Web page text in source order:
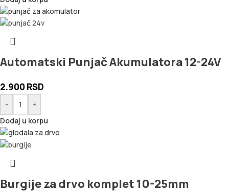
Automatski Punjač Akumulatora 12-24V
2.900 RSD
-
+
Dodaj u korpu
Burgije za drvo komplet 10-25mm